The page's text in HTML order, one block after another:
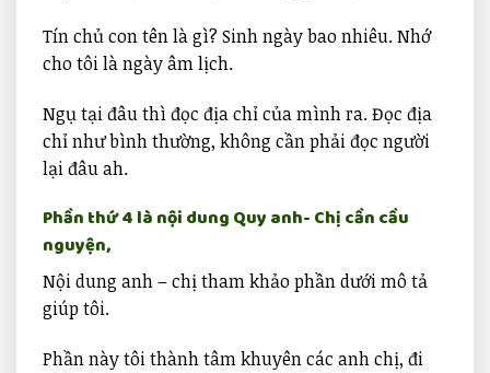
Tín chủ con tên là gì? Sinh ngày bao nhiêu. Nhớ
cho tôi là ngày âm lịch.
Ngụ tại đâu thì đọc địa chỉ của mình ra. Đọc địa
chỉ như bình thường, không cần phải đọc người
lại đâu ah.
Phần thứ 4 là nội dung Quy anh- Chị cần cầu
nguyện,
Nội dung anh – chị tham khảo phần dưới mô tả
giúp tôi.
Phần này tôi thành tâm khuyên các anh chị, đi